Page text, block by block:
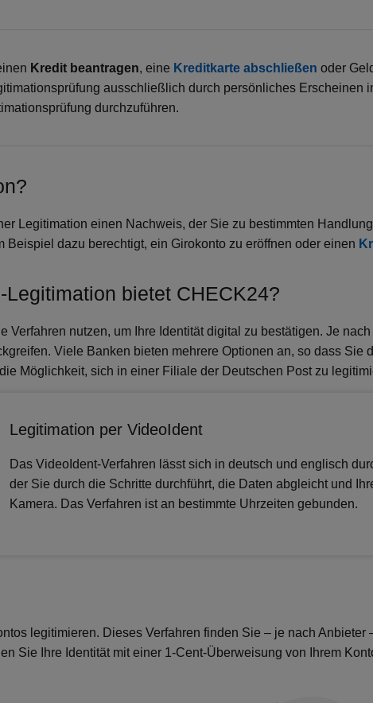
Kredit beantragen, eine Kreditkarte abschließen oder
ausschließlich durch persönliches
durchzuführen.
Legitimation einen Nachweis, der Sie zu bestimmten
Beispiel dazu berechtigt, ein Girokonto zu eröffnen oder einen
bietet CHECK24?
Verfahren nutzen, um Ihre Identität digital zu bestätigen. Je
Viele Banken bieten mehrere Optionen an, so dass
Möglichkeit, sich in einer Filiale der Deutschen Post zu
Legitimation per VideoIdent
Das VideoIdent-Verfahren lässt sich in deutsch und englisch
der Sie durch die Schritte durchführt, die Daten abgleicht und
Kamera. Das Verfahren ist an bestimmte Uhrzeiten gebunden.
legitimieren. Dieses Verfahren finden Sie – je nach
Sie Ihre Identität mit einer 1-Cent-Überweisung von Ihrem